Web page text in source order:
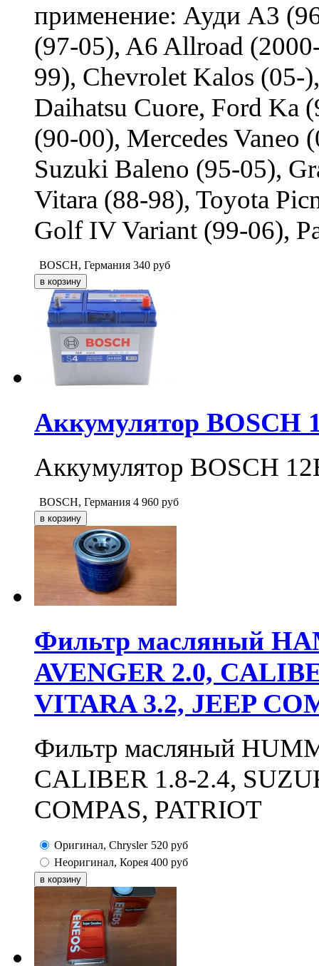
применение: Ауди А3
(97-05), A6 Allroad
99), Chevrolet Kalos (05-
Daihatsu Cuore, Ford Ka
(90-00), Mercedes Vaneo
Suzuki Baleno (95-05),
Vitara (88-98), Toyota
Golf IV Variant (99-06),
BOSCH, Германия 340 руб
Аккумулятор BOSCH
Аккумулятор BOSCH
BOSCH, Германия 4 960 руб
Фильтр масляный
AVENGER 2.0,
VITARA 3.2, JEEP
Фильтр масляный
CALIBER 1.8-2.4,
COMPAS, PATRIOT
Оригинал, Chrysler 520 руб
Неоригинал, Корея 400 руб